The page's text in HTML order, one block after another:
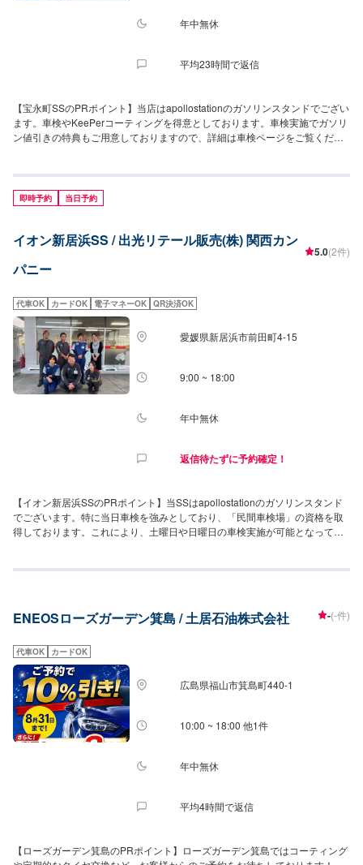
年中無休
平均23時間で返信
【宝永町SSのPRポイント】当店はapollostationのガソリンスタンドでござい
ます。車検やKeePerコーティングを得意としております。車検実施でガソリ
ン値引きの特典もご用意しておりますので、詳細は車検ページをご覧くださ
置しております。【資格保持者が在籍】当SSには2級整備士が3名、3級整備
士が2名在籍しております。KeePer資格もEX1名、1級4名、2級1名が在籍し
ております。整備もコーティングも、お車のことならなんでもご相談くださ
ター日の出店」様の斜め向かいにあるapollostationのガソリンスタンドで
即時予約 当日予約
イオン新居浜SS / 出光リテール販売(株) 関西カン
パニー
5.0(2件)
代車OK カードOK 電子マネーOK QR決済OK
愛媛県新居浜市前田町4-15
9:00 ~ 18:00
年中無休
返信待たずに予約確定！
【イオン新居浜SSのPRポイント】当SSはapollostationのガソリンスタンド
でございます。特に当日車検を強みとしており、「民間車検場」の資格を取
得しております。これにより、土曜日や日曜日の車検実施が可能となってお
油営業時間]全日：4:00-27:00【当店で行っているキャンペーン】ドライブオ
間も店内でお待ちいただけます。【資格保持者が在籍】当SSでは2級整備士
ー1級が4名、2級も2名在籍しております。KeePer県チャンピオンの実績も
ございますので、コーティング技術にも自信がございます。【アクセス】当
店は名前の通り「イオン新居浜」がすぐ横にございます。平和通りと惣開通
りのが交わっている箇所(前田交番前)にございます。待ち時間にはぜひイオン
をご利用くださいませ！
ENEOSローズガーデン箕島 / 土居石油株式会社 -(-件)
代車OK カードOK
広島県福山市箕島町440-1
10:00 ~ 18:00 他1件
年中無休
平均4時間で返信
【ローズガーデン箕島のPRポイント】ローズガーデン箕島ではコーティング